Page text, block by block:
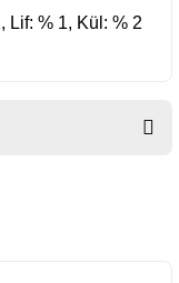
Lif: % 1, Kül: % 2
ve diğer
formunu